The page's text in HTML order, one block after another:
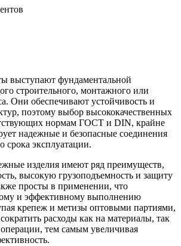
выступают фундаментальной
строительного, монтажного или
Они обеспечивают устойчивость и
поэтому выбор высококачественных
нормам ГОСТ и DIN, крайне
надежные и безопасные соединения
срока эксплуатации.
изделия имеют ряд преимуществ,
высокую грузоподъемность и защиту
просты в применении, что
и эффективному выполнению
крепеж и метизы оптовыми партиями,
расходы как на материалы, так
тем самым увеличивая